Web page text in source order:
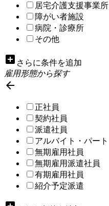
居宅介護支援事業所
障がい者施設
病院・診療所
その他
add_box さらに条件を追加
雇用形態から探す

正社員
契約社員
派遣社員
アルバイト・パート
無期雇用社員
無期雇用派遣社員
有期雇用社員
紹介予定派遣